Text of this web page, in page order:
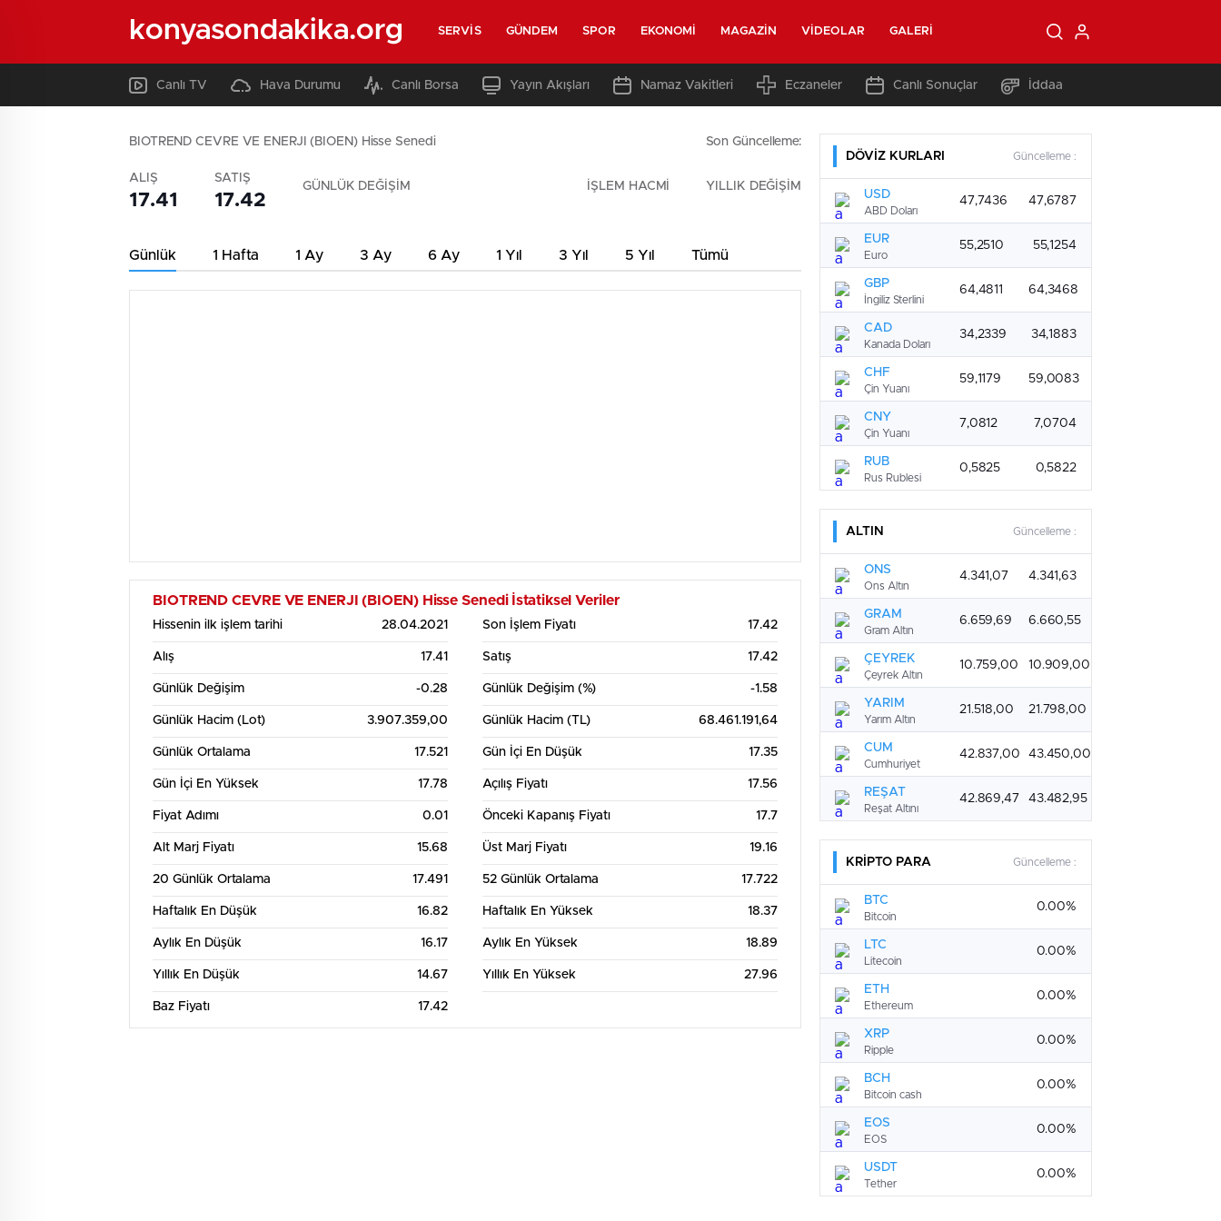
konyasondakika.org SERVIS GÜNDEM SPOR EKONOMI MAGAZIN VIDEOLAR GALERI
Canlı TV Hava Durumu Canlı Borsa Yayın Akışları Namaz Vakitleri Eczaneler Canlı Sonuçlar İddaa
BIOTREND CEVRE VE ENERJI (BIOEN) Hisse Senedi Son Güncelleme:
ALIŞ
17.41
SATIŞ
17.42
GÜNLÜK DEĞİŞİM İŞLEM HACMİ YILLIK DEĞİŞİM
Günlük 1 Hafta 1 Ay 3 Ay 6 Ay 1 Yıl 3 Yıl 5 Yıl Tümü
BIOTREND CEVRE VE ENERJI (BIOEN) Hisse Senedi İstatiksel Veriler
Hissenin ilk işlem tarihi 28.04.2021 Son İşlem Fiyatı 17.42
Alış 17.41 Satış 17.42
Günlük Değişim -0.28 Günlük Değişim (%) -1.58
Günlük Hacim (Lot) 3.907.359,00 Günlük Hacim (TL) 68.461.191,64
Günlük Ortalama 17.521 Gün İçi En Düşük 17.35
Gün İçi En Yüksek 17.78 Açılış Fiyatı 17.56
Fiyat Adımı 0.01 Önceki Kapanış Fiyatı 17.7
Alt Marj Fiyatı 15.68 Üst Marj Fiyatı 19.16
20 Günlük Ortalama 17.491 52 Günlük Ortalama 17.722
Haftalık En Düşük 16.82 Haftalık En Yüksek 18.37
Aylık En Düşük 16.17 Aylık En Yüksek 18.89
Yıllık En Düşük 14.67 Yıllık En Yüksek 27.96
Baz Fiyatı 17.42
DÖVİZ KURLARI Güncelleme :
USD
ABD Doları
47,7436 47,6787
EUR
Euro
55,2510 55,1254
GBP
İngiliz Sterlini
64,4811 64,3468
CAD
Kanada Doları
34,2339 34,1883
CHF
Çin Yuanı
59,1179 59,0083
CNY
Çin Yuanı
7,0812 7,0704
RUB
Rus Rublesi
0,5825 0,5822
ALTIN Güncelleme :
ONS
Ons Altın
4.341,07 4.341,63
GRAM
Gram Altın
6.659,69 6.660,55
ÇEYREK
Çeyrek Altın
10.759,00 10.909,00
YARIM
Yarım Altın
21.518,00 21.798,00
CUM
Cumhuriyet
42.837,00 43.450,00
REŞAT
Reşat Altını
42.869,47 43.482,95
KRİPTO PARA Güncelleme :
BTC
Bitcoin
0.00%
LTC
Litecoin
0.00%
ETH
Ethereum
0.00%
XRP
Ripple
0.00%
BCH
Bitcoin cash
0.00%
EOS
EOS
0.00%
USDT
Tether
0.00%